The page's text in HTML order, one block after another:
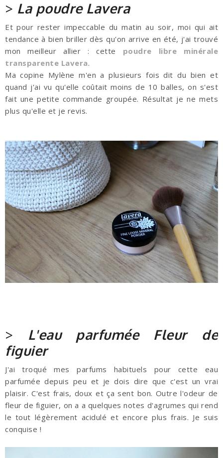
> La poudre Lavera
Et pour rester impeccable du matin au soir, moi qui ait
tendance à bien briller dès qu'on arrive en été, j'ai trouvé
mon meilleur allier : cette poudre libre minérale
transparente Lavera.
Ma copine Mylène m'en a plusieurs fois dit du bien et
quand j'ai vu qu'elle coûtait moins de 10 balles, on s'est
fait une petite commande groupée. Résultat je ne mets
plus qu'elle et je revis.
> L'eau parfumée Fleur de
figuier
J'ai troqué mes parfums habituels pour cette eau
parfumée depuis peu et je dois dire que c'est un vrai
plaisir. C'est frais, doux et ça sent bon. Outre l'odeur de
fleur de figuier, on a a quelques notes d'agrumes qui rend
le tout légèrement acidulé et encore plus frais. Je suis
conquise !